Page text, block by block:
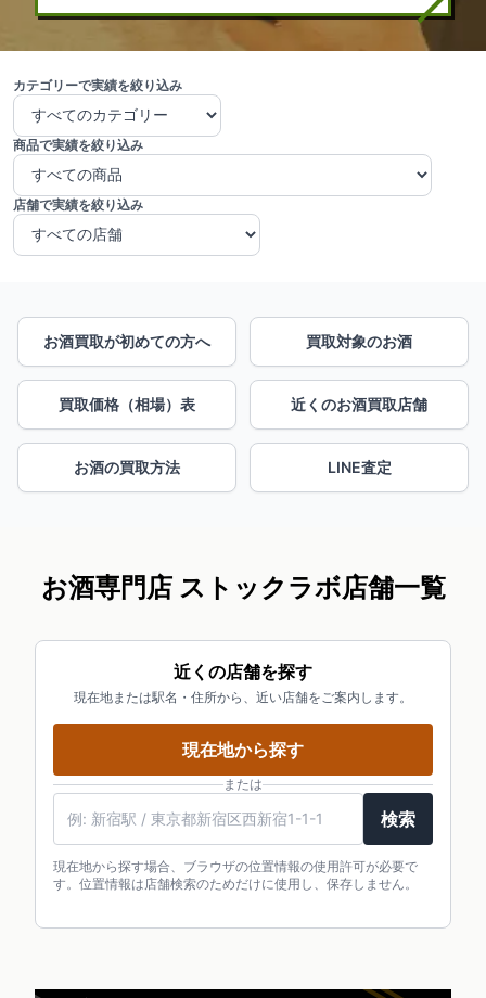
カテゴリーで実績を絞り込み
商品で実績を絞り込み
店舗で実績を絞り込み
お酒買取が初めての方へ 買取対象のお酒
買取価格（相場）表 近くのお酒買取店舗
お酒の買取方法 LINE査定
お酒専門店 ストックラボ店舗一覧
近くの店舗を探す
現在地または駅名・住所から、近い店舗をご案内します。
現在地から探す
または
検索
現在地から探す場合、ブラウザの位置情報の使用許可が必要で
す。位置情報は店舗検索のためだけに使用し、保存しません。